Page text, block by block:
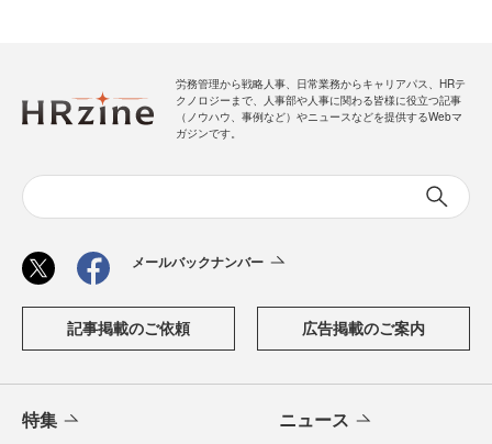
労務管理から戦略人事、日常業務からキャリアパス、HRテ
クノロジーまで、人事部や人事に関わる皆様に役立つ記事
（ノウハウ、事例など）やニュースなどを提供するWebマ
ガジンです。
メールバックナンバー
記事掲載のご依頼 広告掲載のご案内
特集 ニュース